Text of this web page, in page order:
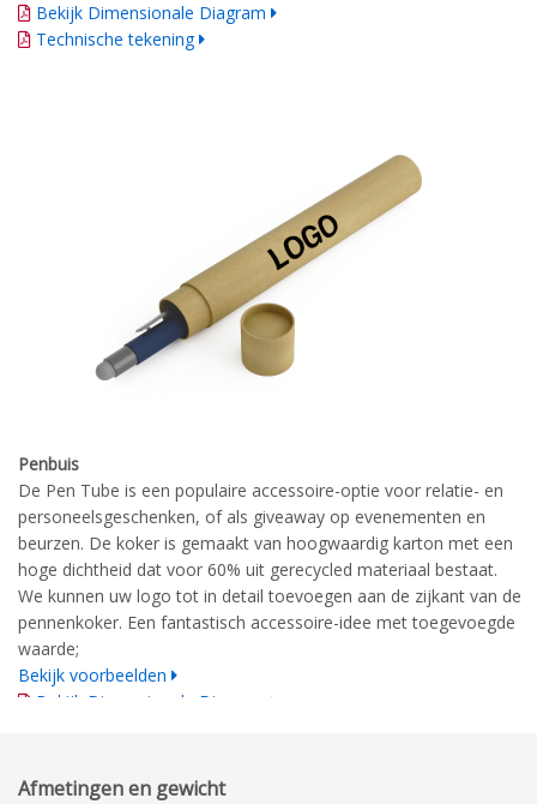
Bekijk Dimensionale Diagram
Technische tekening
Penbuis
De Pen Tube is een populaire accessoire-optie voor relatie- en
personeelsgeschenken, of als giveaway op evenementen en
beurzen. De koker is gemaakt van hoogwaardig karton met een
hoge dichtheid dat voor 60% uit gerecycled materiaal bestaat.
We kunnen uw logo tot in detail toevoegen aan de zijkant van de
pennenkoker. Een fantastisch accessoire-idee met toegevoegde
waarde;
Bekijk voorbeelden
Bekijk Dimensionale Diagram
Afmetingen en gewicht